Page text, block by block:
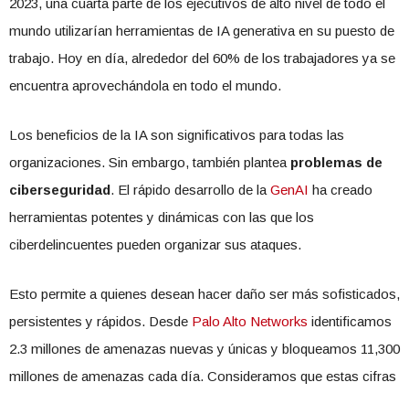
2023, una cuarta parte de los ejecutivos de alto nivel de todo el
mundo utilizarían herramientas de IA generativa en su puesto de
trabajo. Hoy en día, alrededor del 60% de los trabajadores ya se
encuentra aprovechándola en todo el mundo.
Los beneficios de la IA son significativos para todas las
organizaciones. Sin embargo, también plantea problemas de
ciberseguridad. El rápido desarrollo de la GenAI ha creado
herramientas potentes y dinámicas con las que los
ciberdelincuentes pueden organizar sus ataques.
Esto permite a quienes desean hacer daño ser más sofisticados,
persistentes y rápidos. Desde Palo Alto Networks identificamos
2.3 millones de amenazas nuevas y únicas y bloqueamos 11,300
millones de amenazas cada día. Consideramos que estas cifras